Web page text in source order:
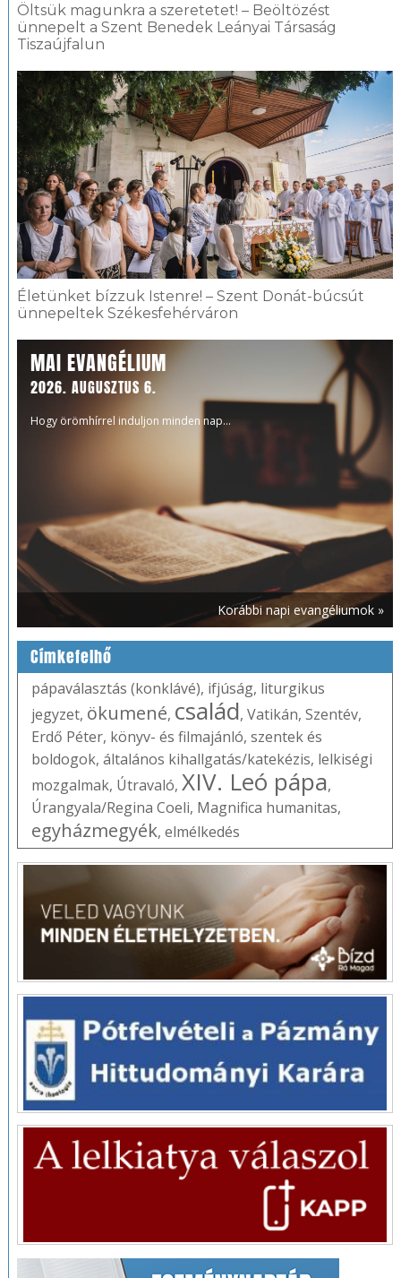
Öltsük magunkra a szeretetet! – Beöltözést
ünnepelt a Szent Benedek Leányai Társaság
Tiszaújfalun
Életünket bízzuk Istenre! – Szent Donát-búcsút
ünnepeltek Székesfehérváron
MAI EVANGÉLIUM
2026. AUGUSZTUS 6.
Hogy örömhírrel induljon minden nap...
Korábbi napi evangéliumok »
Címkefelhő
pápaválasztás (konklávé), ifjúság, liturgikus
jegyzet, ökumené, család, Vatikán, Szentév,
Erdő Péter, könyv- és filmajánló, szentek és
boldogok, általános kihallgatás/katekézis, lelkiségi
mozgalmak, Útravaló, XIV. Leó pápa,
Úrangyala/Regina Coeli, Magnifica humanitas,
egyházmegyék, elmélkedés